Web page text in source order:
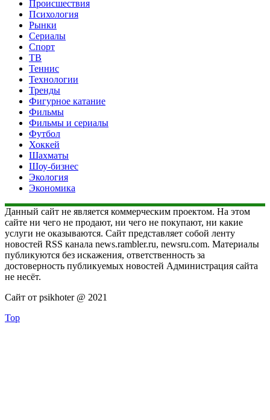
Происшествия
Психология
Рынки
Сериалы
Спорт
ТВ
Теннис
Технологии
Тренды
Фигурное катание
Фильмы
Фильмы и сериалы
Футбол
Хоккей
Шахматы
Шоу-бизнес
Экология
Экономика
Данный сайт не является коммерческим проектом. На этом
сайте ни чего не продают, ни чего не покупают, ни какие
услуги не оказываются. Сайт представляет собой ленту
новостей RSS канала news.rambler.ru, newsru.com. Материалы
публикуются без искажения, ответственность за
достоверность публикуемых новостей Администрация сайта
не несёт.
Сайт от psikhoter @ 2021
Top